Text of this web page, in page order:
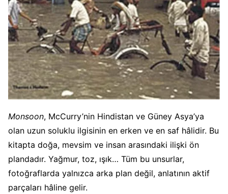
Monsoon, McCurry’nin Hindistan ve Güney Asya’ya
olan uzun soluklu ilgisinin en erken ve en saf hâlidir. Bu
kitapta doğa, mevsim ve insan arasındaki ilişki ön
plandadır. Yağmur, toz, ışık… Tüm bu unsurlar,
fotoğraflarda yalnızca arka plan değil, anlatının aktif
parçaları hâline gelir.